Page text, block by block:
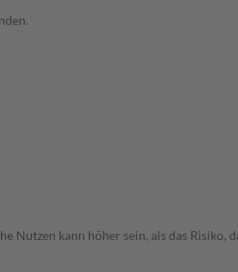
kann höher sein, als das Risiko,